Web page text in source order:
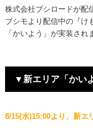
株式会社ブシロードが配
ブシモより配信中の『け
「かいよう」が実装され
▼新エリア「かい
8/15(水)15:00より、新エ